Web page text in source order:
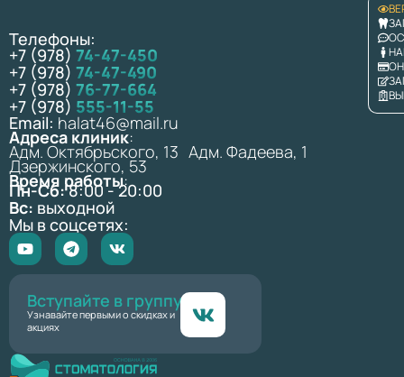
Телефоны:
+7 (978) 74-47-450
+7 (978) 74-47-490
+7 (978) 76-77-664
+7 (978) 555-11-55
Email: halat46@mail.ru
Адреса клиник:
Адм. Октябрьского, 13 Адм. Фадеева, 1
Дзержинского, 53
Время работы:
Пн-Сб:8:00 - 20:00
Вс: выходной
Мы в соцсетях:
Вступайте в группу
Узнавайте первыми о скидках и
акциях